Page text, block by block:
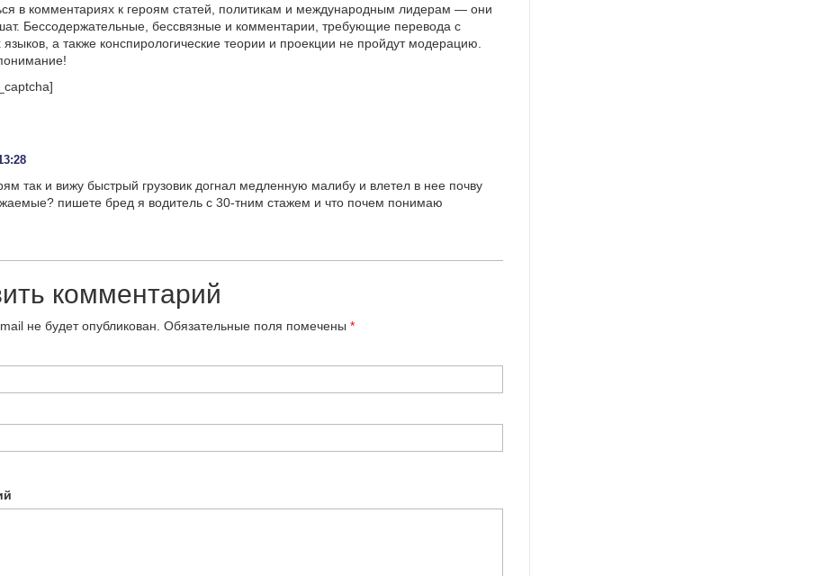
в комментариях к героям статей, политикам и международным лидерам — они
Бессодержательные, бессвязные и комментарии, требующие перевода с
языков, а также конспирологические теории и проекции не пройдут модерацию.
так и вижу быстрый грузовик догнал медленную малибу и влетел в нее почву
пишете бред я водитель с 30-тним стажем и что почем понимаю
комментарий
не будет опубликован. Обязательные поля помечены *